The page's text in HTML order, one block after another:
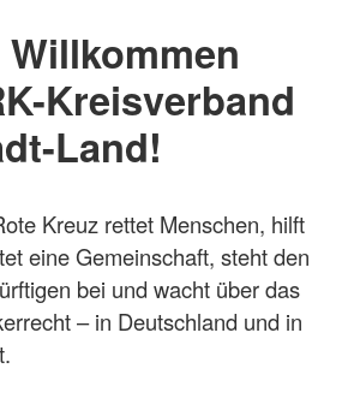
Kreisverband
Land!
Kreuz rettet Menschen, hilft
eine Gemeinschaft, steht den
bei und wacht über das
– in Deutschland und in